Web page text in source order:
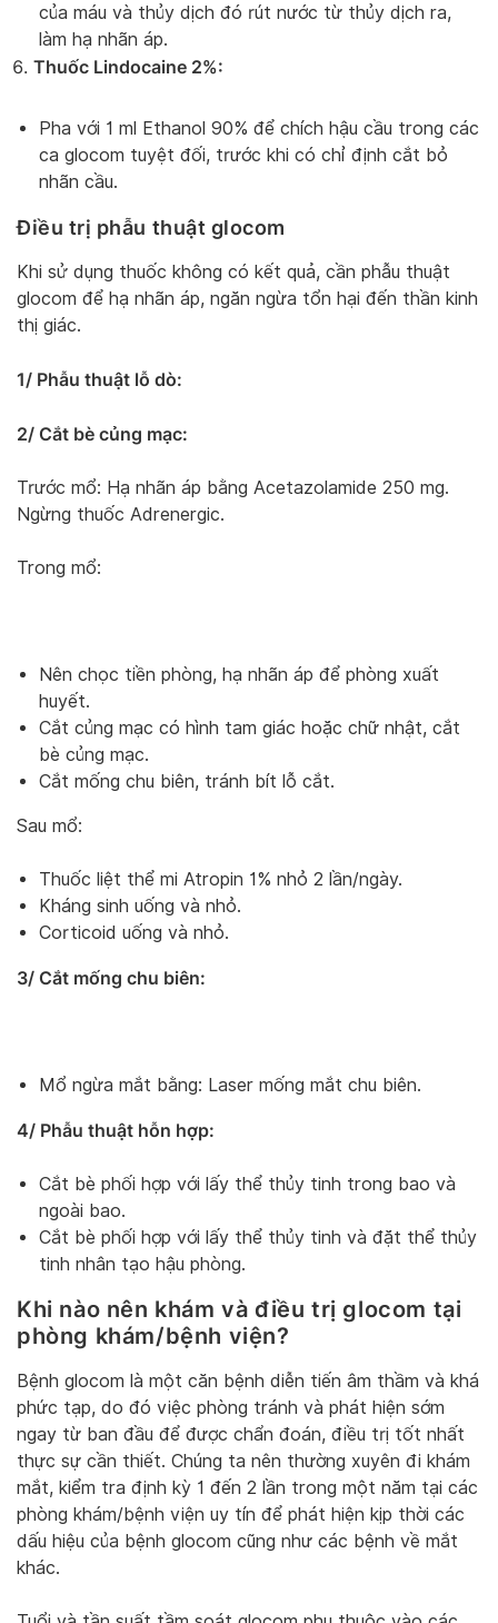
của máu và thủy dịch đó rút nước từ thủy dịch ra,
làm hạ nhãn áp.
Thuốc Lindocaine 2%:
Pha với 1 ml Ethanol 90% để chích hậu cầu trong các
ca glocom tuyệt đối, trước khi có chỉ định cắt bỏ
nhãn cầu.
Điều trị phẫu thuật glocom
Khi sử dụng thuốc không có kết quả, cần phẫu thuật
glocom để hạ nhãn áp, ngăn ngừa tổn hại đến thần kinh
thị giác.
1/ Phẫu thuật lỗ dò:
2/ Cắt bè củng mạc:
Trước mổ: Hạ nhãn áp bằng Acetazolamide 250 mg.
Ngừng thuốc Adrenergic.
Trong mổ:
Nên chọc tiền phòng, hạ nhãn áp để phòng xuất
huyết.
Cắt củng mạc có hình tam giác hoặc chữ nhật, cắt
bè củng mạc.
Cắt mống chu biên, tránh bít lỗ cắt.
Sau mổ:
Thuốc liệt thể mi Atropin 1% nhỏ 2 lần/ngày.
Kháng sinh uống và nhỏ.
Corticoid uống và nhỏ.
3/ Cắt mống chu biên:
Mổ ngừa mắt bằng: Laser mống mắt chu biên.
4/ Phẫu thuật hỗn hợp:
Cắt bè phối hợp với lấy thể thủy tinh trong bao và
ngoài bao.
Cắt bè phối hợp với lấy thể thủy tinh và đặt thể thủy
tinh nhân tạo hậu phòng.
Khi nào nên khám và điều trị glocom tại
phòng khám/bệnh viện?
Bệnh glocom là một căn bệnh diễn tiến âm thầm và khá
phức tạp, do đó việc phòng tránh và phát hiện sớm
ngay từ ban đầu để được chẩn đoán, điều trị tốt nhất
thực sự cần thiết. Chúng ta nên thường xuyên đi khám
mắt, kiểm tra định kỳ 1 đến 2 lần trong một năm tại các
phòng khám/bệnh viện uy tín để phát hiện kịp thời các
dấu hiệu của bệnh glocom cũng như các bệnh về mắt
khác.